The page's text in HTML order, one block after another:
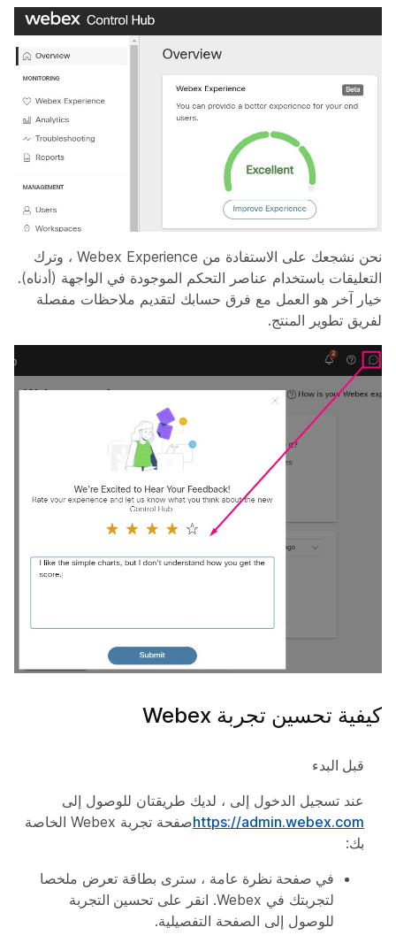
نحن نشجعك على الاستفادة من Webex Experience ، وترك
التعليقات باستخدام عناصر التحكم الموجودة في الواجهة (أدناه).
خيار آخر هو العمل مع فرق حسابك لتقديم ملاحظات مفصلة
لفريق تطوير المنتج.
كيفية تحسين تجربة Webex
قبل البدء
عند تسجيل الدخول إلى ، لديك طريقتان للوصول إلى
https://admin.webex.com
صفحة تجربة Webex الخاصة
بك:
في صفحة نظرة عامة ، سترى بطاقة تعرض ملخصا
لتجربتك في Webex. انقر على
تحسين التجربة
للوصول إلى الصفحة التفصيلية.